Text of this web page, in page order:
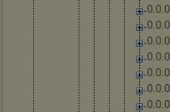
0.0.0
0.0.0
0.0.0
0.0.0
0.0.0
0.0.0
0.0.0